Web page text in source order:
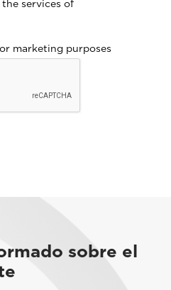
services of
marketing purposes
sobre el